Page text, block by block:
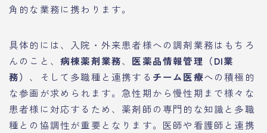
角的な業務に携わります。
具体的には、入院・外来患者様への調剤業務はもちろ
んのこと、 病棟薬剤業務、 医薬品情報管理（DI業
務） 、そして多職種と連携する チーム医療への積極的
な参画が求められます。急性期から慢性期まで様々な
患者様に対応するため、薬剤師の専門的な知識と多職
種との協調性が重要となります。医師や看護師と連携